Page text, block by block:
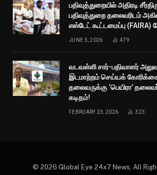
பதிவுத்துறையில் அதிரடி
பதிவுத்துறை தலைவரிடம்
எஸ்டேட் கூட்டமைப்பு (FAIRA)
JUNE 5, 2026 479
வடவள்ளி சார்-பதிவாளர்
இடமாற்றம் செய்யக்
தலைவருக்கு ‘பெயிரா’
கடிதம்!
FEBRUARY 23, 2026 323
© 2026 Global Eye 24x7 News, All